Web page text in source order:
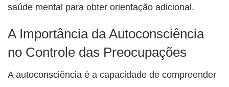
saúde mental para obter orientação adicional.
A Importância da Autoconsciência
no Controle das Preocupações
A autoconsciência é a capacidade de compreender